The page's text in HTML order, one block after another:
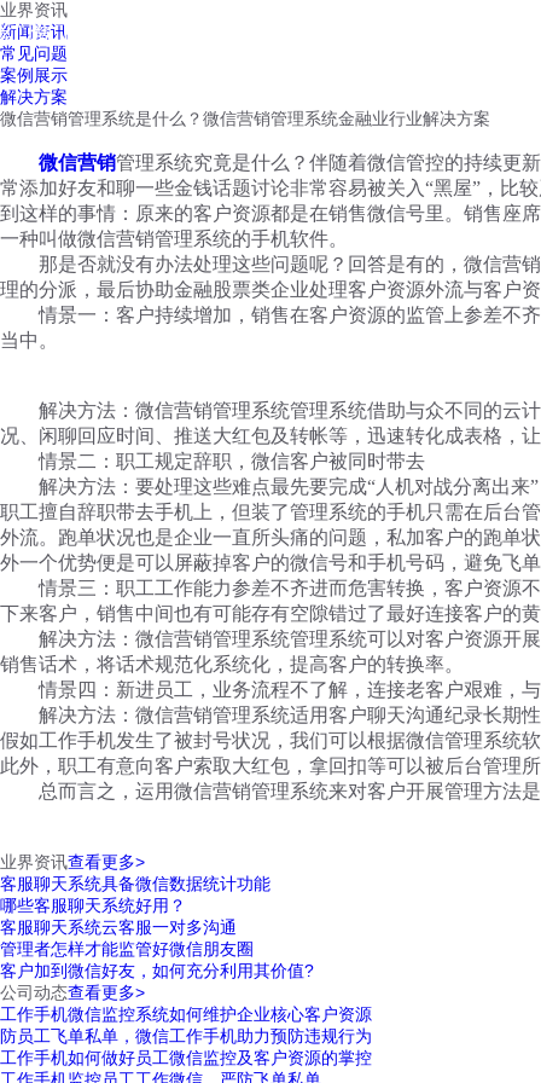
红鹰工作手机
业界资讯
新闻资讯
常见问题
案例展示
解决方案
微信营销管理系统是什么？微信营销管理系统金融业行业解决方案
微信营销管理系统究竟是什么？伴随着微信管控的持续更
常添加好友和聊一些金钱话题讨论非常容易被关入“黑屋” ，比
到这样的事情：原来的客户资源都是在销售微信号里。销售座
一种叫做微信营销管理系统的手机软件。
那是否就没有办法处理这些问题呢？回答是有的，微信营销
理的分派，最后协助金融股票类企业处理客户资源外流与客户
情景一：客户持续增加，销售在客户资源的监管上参差不齐
当中。
解决方法：微信营销管理系统管理系统借助与众不同的云计
况、闲聊回应时间、推送大红包及转帐等，迅速转化成表格，
情景二：职工规定辞职，微信客户被同时带去
解决方法：要处理这些难点最先要完成“ 人机对战分离出来”
职工擅自辞职带去手机上，但装了管理系统的手机只需在后台
外流。跑单状况也是企业一直所头痛的问题，私加客户的跑单
外一个优势便是可以屏蔽掉客户的微信号和手机号码，避免飞
情景三：职工工作能力参差不齐进而危害转换，客户资源不
下来客户，销售中间也有可能存有空隙错过了最好连接客户的
解决方法：微信营销管理系统管理系统可以对客户资源开展
销售话术，将话术规范化系统化，提高客户的转换率。
情景四：新进员工，业务流程不了解，连接老客户艰难，
解决方法：微信营销管理系统适用客户聊天沟通纪录长期性
假如工作手机发生了被封号状况，我们可以根据微信管理系统
此外，职工有意向客户索取大红包，拿回扣等可以被后台管理
总而言之，运用微信营销管理系统来对客户开展管理方法
业界资讯查看更多>
客服聊天系统具备微信数据统计功能
哪些客服聊天系统好用？
客服聊天系统云客服一对多沟通
管理者怎样才能监管好微信朋友圈
客户加到微信好友，如何充分利用其价值?
公司动态查看更多>
工作手机微信监控系统如何维护企业核心客户资源
防员工飞单私单，微信工作手机助力预防违规行为
工作手机如何做好员工微信监控及客户资源的掌控
工作手机监控员工工作微信，严防飞单私单